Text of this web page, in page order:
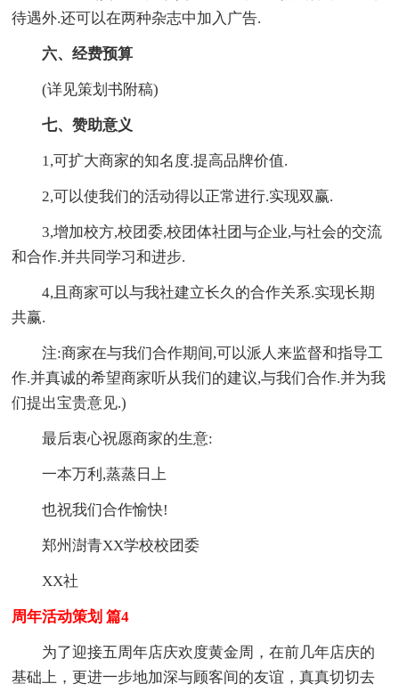
待遇外.还可以在两种杂志中加入广告.
六、经费预算
(详见策划书附稿)
七、赞助意义
1,可扩大商家的知名度.提高品牌价值.
2,可以使我们的活动得以正常进行.实现双赢.
3,增加校方,校团委,校团体社团与企业,与社会的交流
和合作.并共同学习和进步.
4,且商家可以与我社建立长久的合作关系.实现长期
共赢.
注:商家在与我们合作期间,可以派人来监督和指导工
作.并真诚的希望商家听从我们的建议,与我们合作.并为我
们提出宝贵意见.)
最后衷心祝愿商家的生意:
一本万利,蒸蒸日上
也祝我们合作愉快!
郑州澍青XX学校校团委
XX社
周年活动策划 篇4
为了迎接五周年店庆欢度黄金周，在前几年店庆的
基础上，更进一步地加深与顾客间的友谊，真真切切去